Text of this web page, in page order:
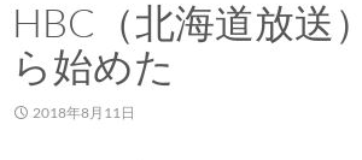
北
海
道
名
HBC（北海道放送
ら始めた
2018年8月11日